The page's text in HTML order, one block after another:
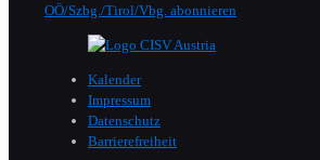
OÖ/Szbg./Tirol/Vbg. abonnieren
Kalender
Impressum
Datenschutz
Barrierefreiheit